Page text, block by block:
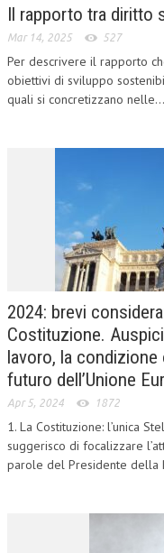
ECONOMIA
CORPORATE SOCIAL
ECONOMIA DELL’ARTE
MARKETING
TREASURY IN
RISK MANAGEMENT
SVILUPPO
PERSONA E CITTÀ
DIRITTO
DIRITTO PENALE
Il rapporto tra diritto
Mar 14, 2025 527
Per descrivere il rapporto
obiettivi di sviluppo
quali si concretizzano nelle...
2024: brevi
Costituzione.
lavoro, la
futuro dell’Unione
Apr 5, 2024 1872
1. La Costituzione: l’unica
suggerisco di focalizzare
parole del Presidente della